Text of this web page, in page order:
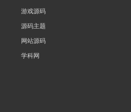
游戏源码
源码主题
网站源码
学科网